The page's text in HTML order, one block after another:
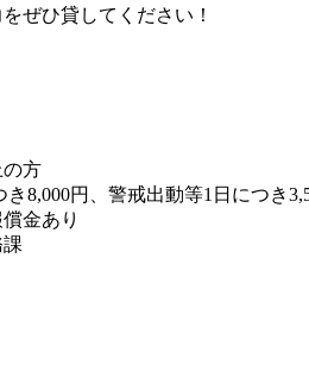
ぜひ貸してください！
方
8,000円、警戒出動等1日につき
金あり